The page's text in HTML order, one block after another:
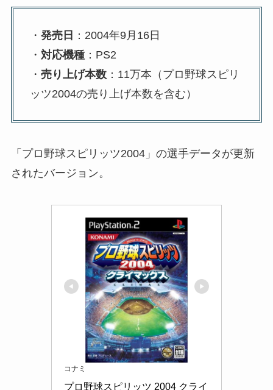
・ 発売日 ：2004年9月16日
・ 対応機種：PS2
・ 売り上げ本数：11万本（プロ野球スピリ
ッツ2004の売り上げ本数を含む）
「プロ野球スピリッツ2004」の選手データが更新
されたバージョン。
コナミ
プロ野球スピリッツ 2004 クライ